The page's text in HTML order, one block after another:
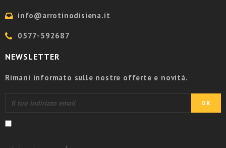
info@arrotinodisiena.it
0577-592687
NEWSLETTER
Rimani informato sulle nostre offerte e novità.